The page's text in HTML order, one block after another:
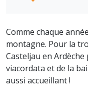
Comme chaque
montagne. Pour la
Casteljau en
viacordata et de la
aussi accueillant !